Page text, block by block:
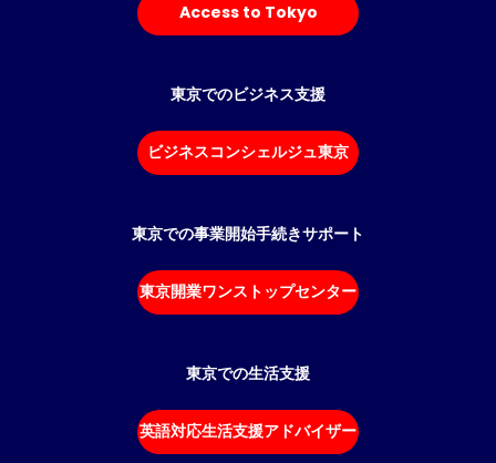
Access to Tokyo
東京でのビジネス支援
ビジネスコンシェルジュ東京
東京での事業開始手続きサポート
東京開業ワンストップセンター
東京での生活支援
英語対応生活支援アドバイザー